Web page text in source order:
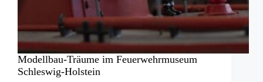
Modellbau-Träume im Feuerwehrmuseum
Schleswig-Holstein